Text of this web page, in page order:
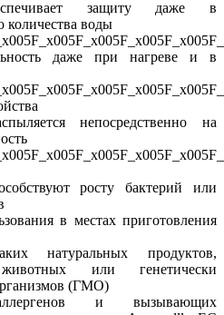
защиту даже в
количества воды
даже при нагреве и в
непосредственно на
росту бактерий или
в местах приготовления
натуральных продуктов,
или генетически
(ГМО)
и вызывающих